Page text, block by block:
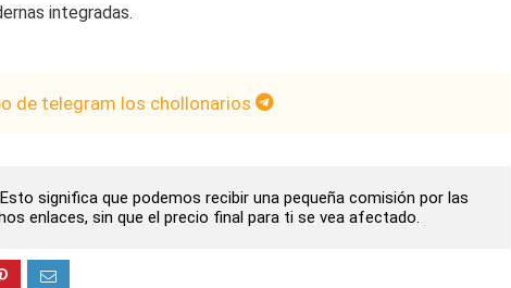
integradas.
de telegram los chollonarios
significa que podemos recibir una pequeña comisión por las
enlaces, sin que el precio final para ti se vea afectado.